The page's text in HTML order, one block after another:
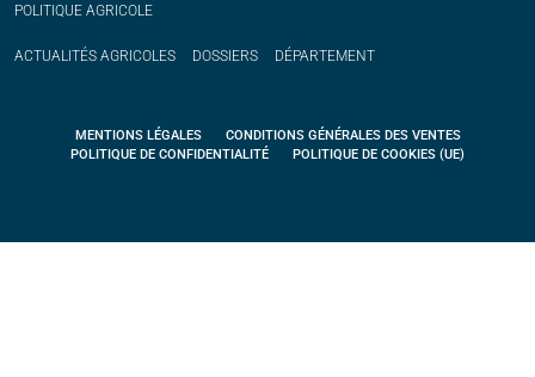
POLITIQUE AGRICOLE
ACTUALITÉS AGRICOLES DOSSIERS DÉPARTEMENT
MENTIONS LÉGALES
CONDITIONS GÉNÉRALES DES VENTES
POLITIQUE DE CONFIDENTIALITÉ
POLITIQUE DE COOKIES (UE)